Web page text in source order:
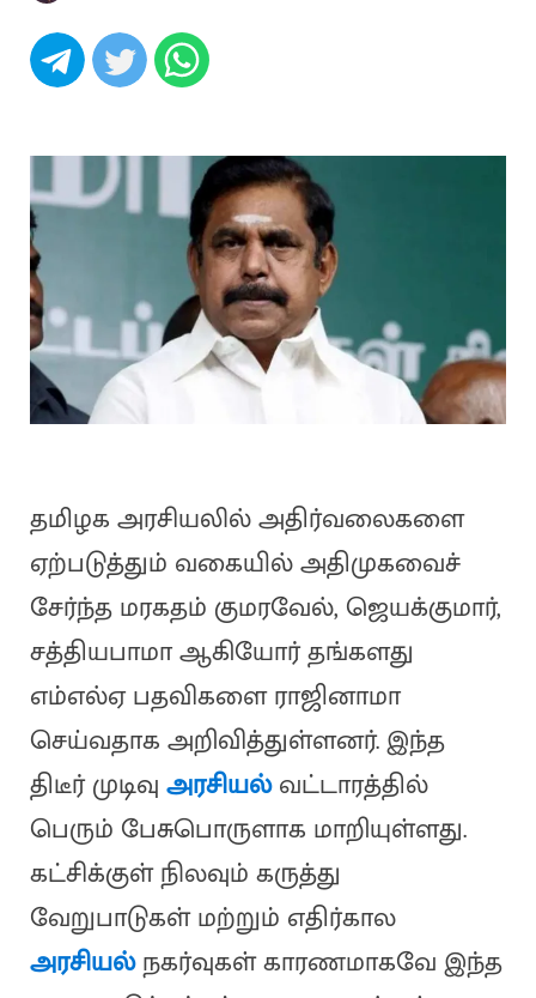
தமிழக அரசியலில் அதிர்வலைகளை
ஏற்படுத்தும் வகையில் அதிமுகவைச்
சேர்ந்த மரகதம் குமரவேல், ஜெயக்குமார்,
சத்தியபாமா ஆகியோர் தங்களது
எம்எல்ஏ பதவிகளை ராஜினாமா
செய்வதாக அறிவித்துள்ளனர். இந்த
திடீர் முடிவுஅரசியல்வட்டாரத்தில்
பெரும் பேசுபொருளாக மாறியுள்ளது.
கட்சிக்குள் நிலவும் கருத்து
வேறுபாடுகள் மற்றும் எதிர்கால
அரசியல்நகர்வுகள் காரணமாகவே இந்த